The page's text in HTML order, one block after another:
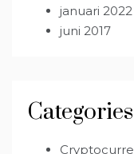
januari 2022
juni 2017
Categories